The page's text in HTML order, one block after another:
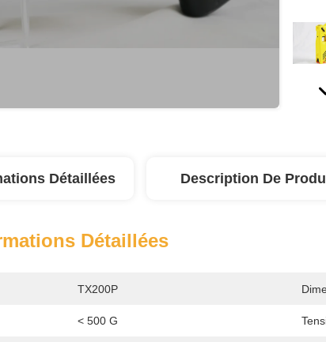
Détaillées Description De
Détaillées
TX200P
< 500 G